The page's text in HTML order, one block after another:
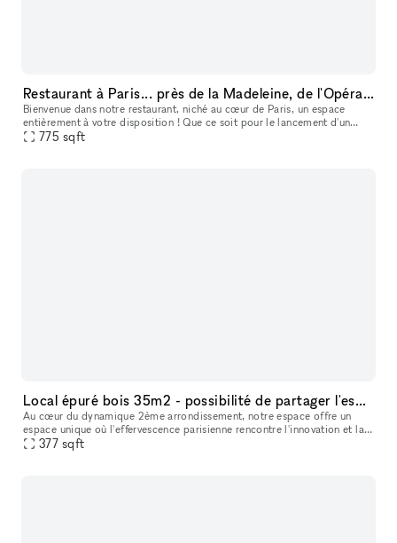
Restaurant à Paris... près de la Madeleine, de l'Opéra et des Grands Boulevards!
Bienvenue dans notre restaurant, niché au cœur de Paris, un espace
entièrement à votre disposition ! Que ce soit pour le lancement d'un
nouveau concept, des évènements culinaires éphémères, des tour
775 sqft
Local épuré bois 35m2 - possibilité de partager l'espace avec un autre locataire
Au cœur du dynamique 2ème arrondissement, notre espace offre un
espace unique où l'effervescence parisienne rencontre l'innovation et la
créativité. Notre concept de boutique éphémère est plus qu'un
377 sqft